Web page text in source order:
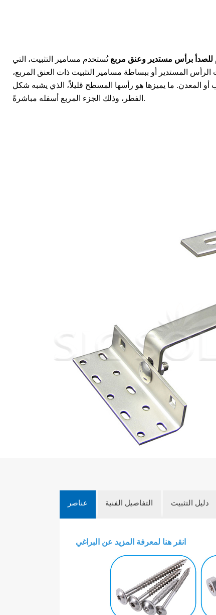
للصدأ برأس مستدير وعنق مربعتُستخدم مسامير التثبيت، التي
المستدير أو ببساطة مسامير التثبيت ذات العنق المربع،
المعدن. ما يميزها هو رأسها المسطح قليلاً، الذي يشبه شكل
الفطر، وذلك الجزء المربع أسفله مباشرةً.
عناصر التفاصيل الفنية دليل التثبيت
انقر هنا لمعرفة المزيد عن البراغي